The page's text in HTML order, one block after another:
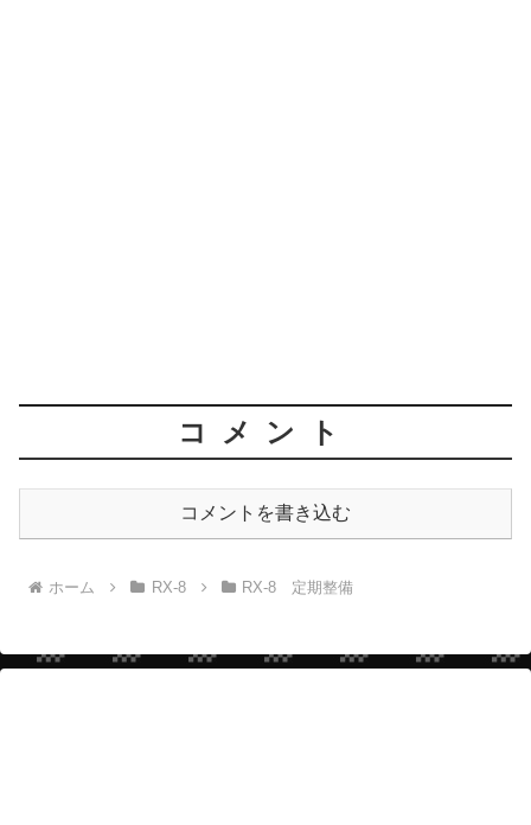
コメント
コメントを書き込む
ホーム RX-8 RX-8 定期整備